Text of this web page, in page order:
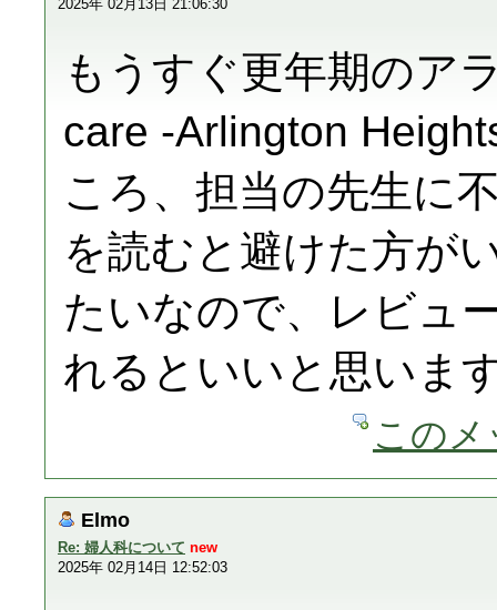
2025年 02月13日 21:06:30
もうすぐ更年期のア
care -Arlington
ころ、担当の先生に
を読むと避けた方が
たいなので、レビュ
れるといいと思いま
この
Elmo
Re: 婦人科について new
2025年 02月14日 12:52:03